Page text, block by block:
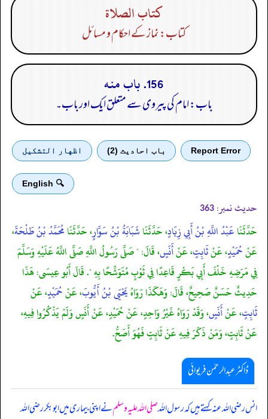
كتاب الصلاة
کتاب: نماز کے احکام و مسائل
156. باب منه
باب: امام کی پیروی سے متعلق ایک اور باب۔
Report Error باب احادیث (2) اظهار التشكيل
🔍 English
حدیث نمبر: 363
حَدَّثَنَاعَبْدُ اللَّهِ بْنُ أَبِي زِيَادٍ، حَدَّثَنَاشَبَابَةُ بْنُ سَوَّارٍ، حَدَّثَنَامُحَمَّدُ بْنُ طَلْحَةَ،
عَنْحُمَيْدٍ، عَنْثَابِتٍ، عَنْأَنَسٍ، قَالَ: " صَلَّى رَسُولُ اللَّهِ صَلَّى اللَّهُ عَلَيْهِ وَسَلَّمَ
فِي مَرَضِهِ خَلْفَ أَبِي بَكْرٍ قَاعِدًا فِي ثَوْبٍ مُتَوَشِّحًا بِهِ ". قَالَ أَبُو عِيسَى: هَذَا
حَدِيثٌ حَسَنٌ صَحِيحٌ، قَالَ: وَهَكَذَا رَوَاهُيَحْيَى بْنُ أَيُّوبَ، عَنْحُمَيْدٍ، عَنْ
ثَابِتٍ، عَنْأَنَسٍ، وَقَدْ رَوَاهُ غَيْرُ وَاحِدٍ، عَنْ حُمَيْدٍ، عَنْ أَنَسٍ وَلَمْ يَذْكُرُوا فِيهِ،
عَنْ ثَابِتٍ، وَمَنْ ذَكَرَ فِيهِ عَنْ ثَابِتٍ فَهُوَ أَصَحُّ.
ڈاکٹر عبدالرحمٰن فریوائی
انس رضی الله عنہ کہتے ہیں کہرسول اللہصلی اللہ علیہ وسلمنے اپنی بیماری میں ابوبکر رضی اللہ